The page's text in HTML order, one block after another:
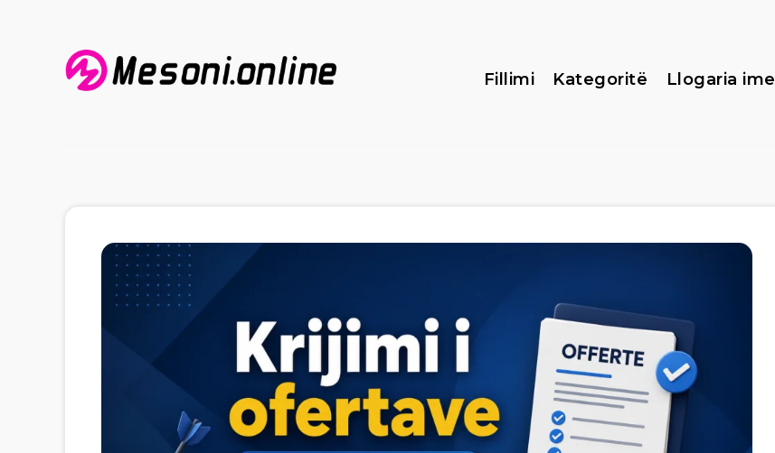
Fillimi Kategoritë Llogaria ime